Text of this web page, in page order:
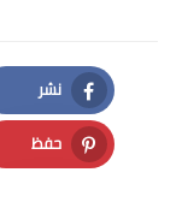
نشر
Facebook
حفظ
Pinterest